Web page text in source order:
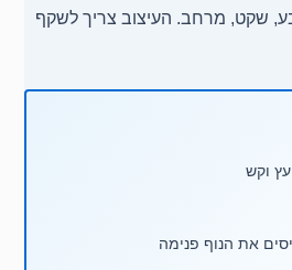
שקט, מרחב. העיצוב צריך לשקף
וקש
את הנוף פנימה